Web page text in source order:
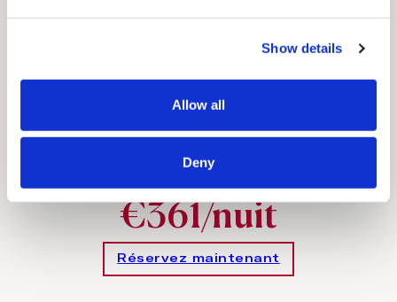
Show details
Allow all
Deny
Sur demande
Tarifs à partir de
€361/nuit
Réservez maintenant